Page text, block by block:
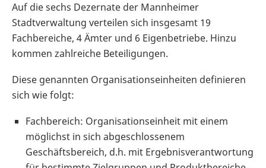
Auf die sechs Dezernate der Mannheimer
Stadtverwaltung verteilen sich insgesamt 19
Fachbereiche, 4 Ämter und 6 Eigenbetriebe. Hinzu
kommen zahlreiche Beteiligungen.
Diese genannten Organisationseinheiten definieren
sich wie folgt:
Fachbereich: Organisationseinheit mit einem
möglichst in sich abgeschlossenem
Geschäftsbereich, d.h. mit Ergebnisverantwortung